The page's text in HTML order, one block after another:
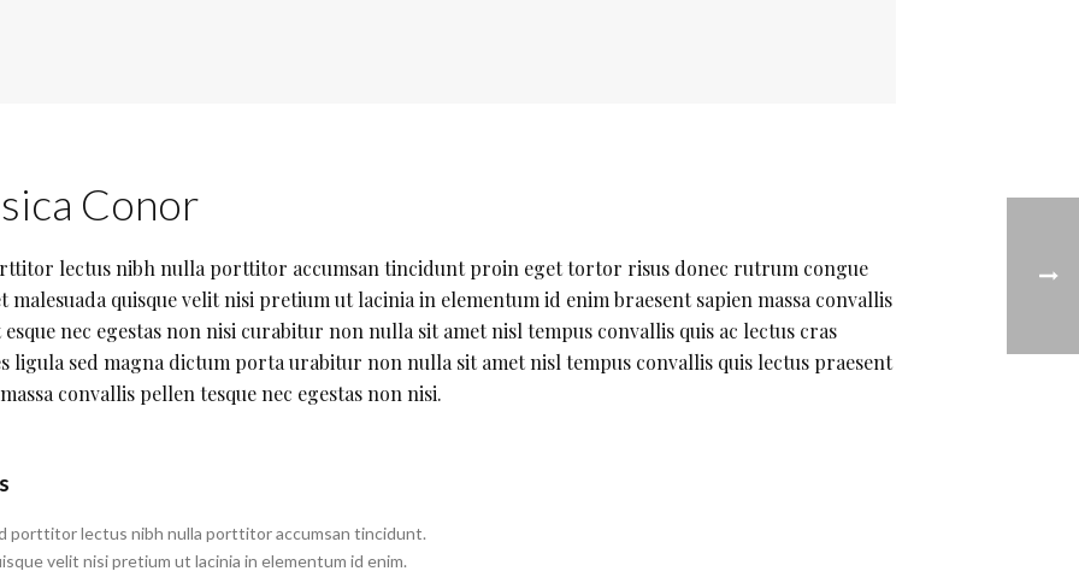
Conor
lectus nibh nulla porttitor accumsan tincidunt proin eget tortor risus donec rutrum congue
malesuada quisque velit nisi pretium ut lacinia in elementum id enim braesent sapien massa convallis
nec egestas non nisi curabitur non nulla sit amet nisl tempus convallis quis ac lectus cras
ligula sed magna dictum porta urabitur non nulla sit amet nisl tempus convallis quis lectus praesent
convallis pellen tesque nec egestas non nisi.
porttitor lectus nibh nulla porttitor accumsan tincidunt.
velit nisi pretium ut lacinia in elementum id enim.